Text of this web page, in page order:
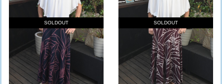
SOLDOUT SOLDOUT